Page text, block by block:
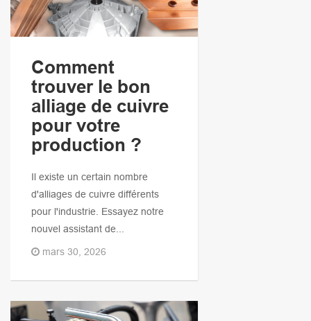
Comment
trouver le bon
alliage de cuivre
pour votre
production ?
Il existe un certain nombre
d'alliages de cuivre différents
pour l'industrie. Essayez notre
nouvel assistant de...
mars 30, 2026